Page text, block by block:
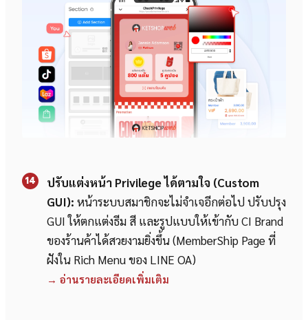
14
ปรับแต่งหน้า Privilege ได้ตามใจ (Custom
GUI): หน้าระบบสมาชิกจะไม่จำเจอีกต่อไป ปรับปรุง
GUI ให้ตกแต่งธีม สี และรูปแบบให้เข้ากับ CI Brand
ของร้านค้าได้สวยงามยิ่งขึ้น (MemberShip Page ที่
ฝังใน Rich Menu ของ LINE OA)
→ อ่านรายละเอียดเพิ่มเติม